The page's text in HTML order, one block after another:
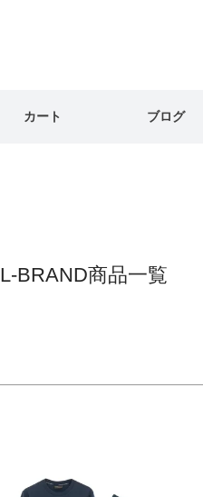
カート ブログ
L-BRAND商品一覧